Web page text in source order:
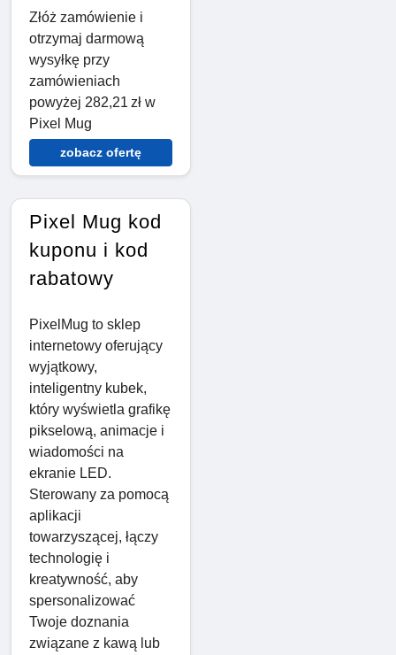
Złóż zamówienie i
otrzymaj darmową
wysyłkę przy
zamówieniach
powyżej 282,21 zł w
Pixel Mug
zobacz ofertę
Pixel Mug kod
kuponu i kod
rabatowy
PixelMug to sklep
internetowy oferujący
wyjątkowy,
inteligentny kubek,
który wyświetla grafikę
pikselową, animacje i
wiadomości na
ekranie LED.
Sterowany za pomocą
aplikacji
towarzyszącej, łączy
technologię i
kreatywność, aby
spersonalizować
Twoje doznania
związane z kawą lub